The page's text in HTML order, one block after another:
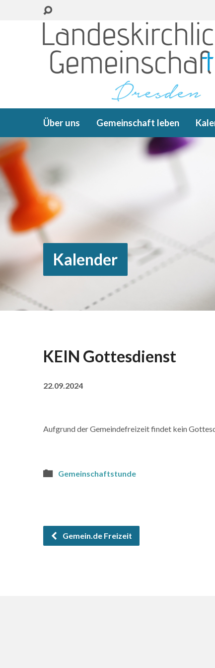
Über uns Gemeinschaft leben
Kalender
KEIN Gottesdienst
22.09.2024
Aufgrund der Gemeindefreizeit findet kein
Gemeinschaftstunde
Gemein.de Freizeit